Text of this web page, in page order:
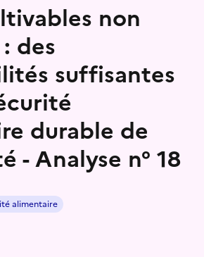
non
des
suffisantes
durable de
- Analyse n° 18
alimentaire